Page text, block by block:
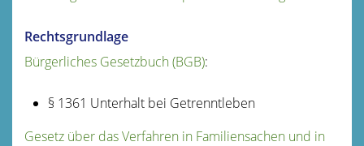
Rechtsgrundlage
Bürgerliches Gesetzbuch (BGB):
§ 1361 Unterhalt bei Getrenntleben
Gesetz über das Verfahren in Familiensachen und in